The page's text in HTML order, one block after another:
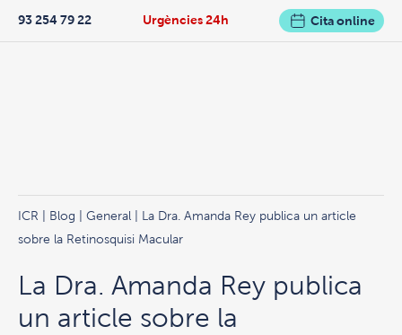
Urgències 24h
93 254 79 22 Cita online
ICR Blog General | La Dra. Amanda Rey publica un article
sobre la Retinosquisi Macular
La Dra. Amanda Rey publica
un article sobre la